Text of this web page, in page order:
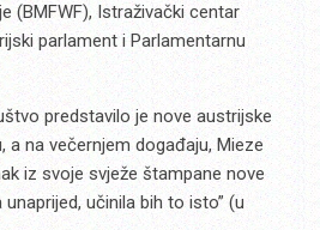
(BMFWF), Istraživački centar
parlament i Parlamentarnu
predstavilo je nove austrijske
a na večernjem događaju, Mieze
iz svoje svježe štampane nove
učinila bih to isto” (u